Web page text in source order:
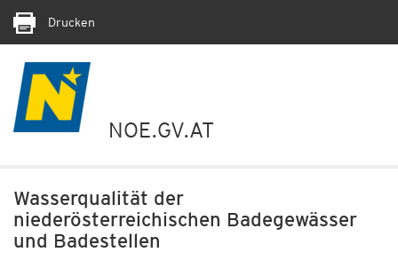
Drucken
NOE.GV.AT
Wasserqualität der
niederösterreichischen Badegewässer
und Badestellen